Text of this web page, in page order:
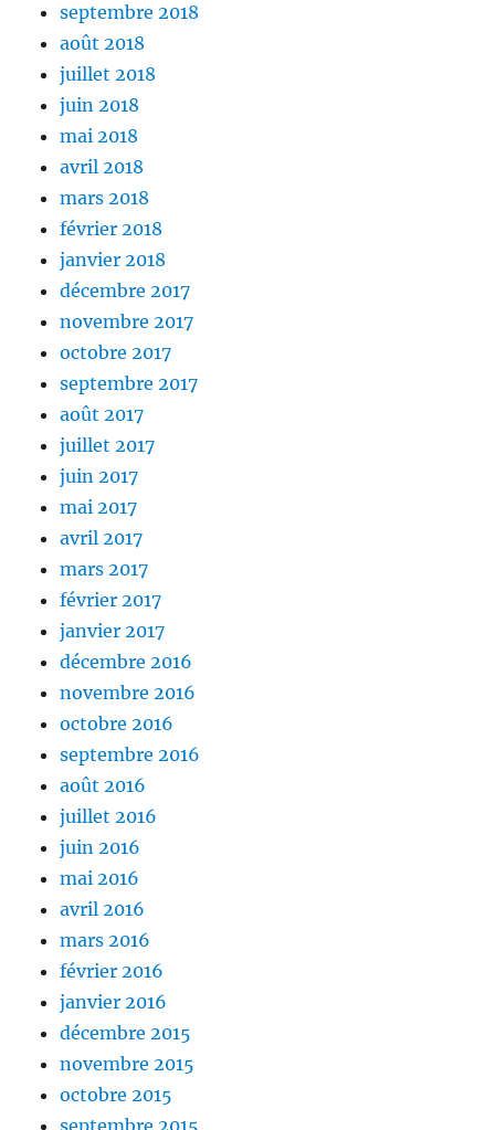
septembre 2018
août 2018
juillet 2018
juin 2018
mai 2018
avril 2018
mars 2018
février 2018
janvier 2018
décembre 2017
novembre 2017
octobre 2017
septembre 2017
août 2017
juillet 2017
juin 2017
mai 2017
avril 2017
mars 2017
février 2017
janvier 2017
décembre 2016
novembre 2016
octobre 2016
septembre 2016
août 2016
juillet 2016
juin 2016
mai 2016
avril 2016
mars 2016
février 2016
janvier 2016
décembre 2015
novembre 2015
octobre 2015